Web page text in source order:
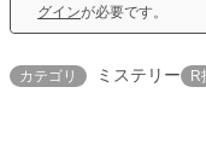
グインが必要です。
カテゴリ ミステリー R